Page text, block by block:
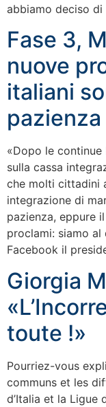
abbiamo deciso
Fase 3,
nuove
italiani
pazienza
«Dopo le
sulla cassa
che molti cittadini
integrazione di
pazienza, eppure
proclami: siamo al
Facebook il
Giorgia
toute !»
Pourriez-vous
communs et les
d’Italia et la Ligue